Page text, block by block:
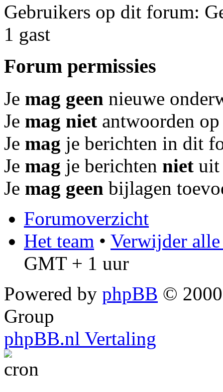
Gebruikers op dit forum:
1 gast
Forum permissies
Je mag geen nieuwe
Je mag niet antwoorden
Je mag je berichten in dit
Je mag je berichten niet uit
Je mag geen bijlagen
Forumoverzicht
Het team • Verwijder
GMT + 1 uur
Powered by phpBB ©
Group
phpBB.nl Vertaling